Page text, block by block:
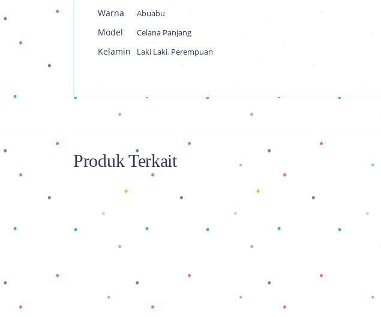
Warna Abuabu
Model Celana Panjang
Kelamin Laki Laki, Perempuan
Produk Terkait
Baca selengkapnya Baca selengkapnya